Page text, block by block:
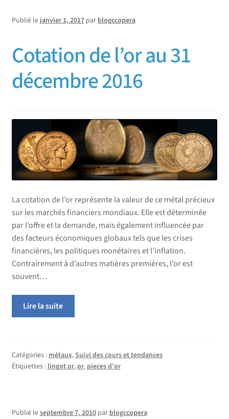
Publié le janvier 1, 2017 par blogccopera
Cotation de l’or au 31
décembre 2016
La cotation de l’or représente la valeur de ce métal précieux
sur les marchés financiers mondiaux. Elle est déterminée
par l’offre et la demande, mais également influencée par
des facteurs économiques globaux tels que les crises
financières, les politiques monétaires et l’inflation.
Contrairement à d’autres matières premières, l’or est
souvent…
Lire la suite
Catégories : métaux,Suivi des cours et tendances
Étiquettes : lingot or,or, pieces d'or
Publié leseptembre 7, 2010 parblogccopera